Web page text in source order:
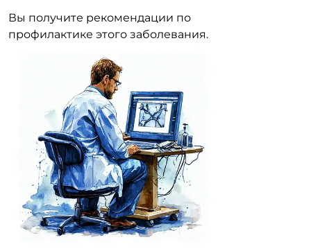
Вы получите рекомендации по
профилактике этого заболевания.